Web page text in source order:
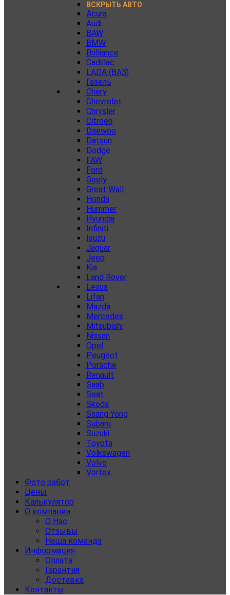
ВСКРЫТЬ АВТО
Acura
Audi
BAW
BMW
Brilliance
Cadillac
LADA (ВАЗ)
Газель
Chery
Chevrolet
Chrysler
Citroen
Daewoo
Datsun
Dodge
FAW
Ford
Geely
Great Wall
Honda
Hummer
Hyundai
Infiniti
Isuzu
Jaguar
Jeep
Kia
Land Rover
Lexus
Lifan
Mazda
Mercedes
Mitsubishi
Nissan
Opel
Peugeot
Porsche
Renault
Saab
Seat
Skoda
Ssang Yong
Subaru
Suzuki
Toyota
Volkswagen
Volvo
Vortex
Фото работ
Цены
Калькулятор
О компании
О Нас
Отзывы
Наша команда
Информация
Оплата
Гарантия
Доставка
Контакты